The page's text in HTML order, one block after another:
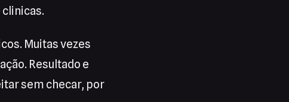
Muitas vezes
Resultado e
sem checar, por